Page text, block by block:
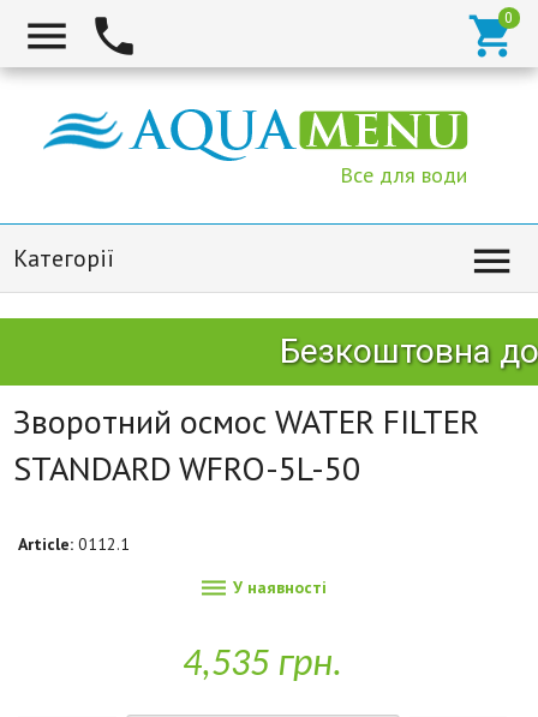
  
Все для води
Категорії 
Безкоштовна
Зворотний осмос WATER FILTER
STANDARD WFRO-5L-50
Article: 0112.1
 У наявності
4,535 грн.